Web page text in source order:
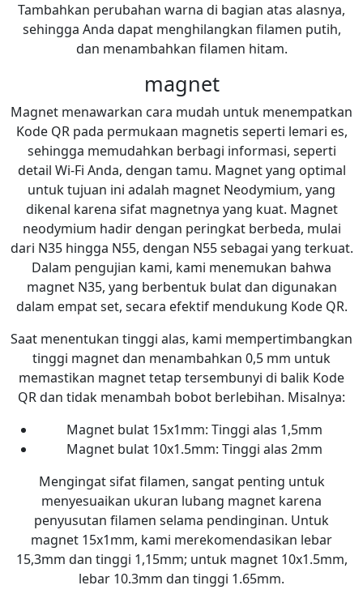
Tambahkan perubahan warna di bagian atas alasnya,
sehingga Anda dapat menghilangkan filamen putih,
dan menambahkan filamen hitam.
magnet
Magnet menawarkan cara mudah untuk menempatkan
Kode QR pada permukaan magnetis seperti lemari es,
sehingga memudahkan berbagi informasi, seperti
detail Wi-Fi Anda, dengan tamu. Magnet yang optimal
untuk tujuan ini adalah magnet Neodymium, yang
dikenal karena sifat magnetnya yang kuat. Magnet
neodymium hadir dengan peringkat berbeda, mulai
dari N35 hingga N55, dengan N55 sebagai yang terkuat.
Dalam pengujian kami, kami menemukan bahwa
magnet N35, yang berbentuk bulat dan digunakan
dalam empat set, secara efektif mendukung Kode QR.
Saat menentukan tinggi alas, kami mempertimbangkan
tinggi magnet dan menambahkan 0,5 mm untuk
memastikan magnet tetap tersembunyi di balik Kode
QR dan tidak menambah bobot berlebihan. Misalnya:
Magnet bulat 15x1mm: Tinggi alas 1,5mm
Magnet bulat 10x1.5mm: Tinggi alas 2mm
Mengingat sifat filamen, sangat penting untuk
menyesuaikan ukuran lubang magnet karena
penyusutan filamen selama pendinginan. Untuk
magnet 15x1mm, kami merekomendasikan lebar
15,3mm dan tinggi 1,15mm; untuk magnet 10x1.5mm,
lebar 10.3mm dan tinggi 1.65mm.